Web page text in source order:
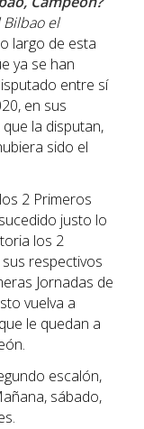
Bilbao el
largo de esta
ya se han
entre sí
en sus
la disputan,
sido el
2 Primeros
justo lo
los 2
respectivos
Jornadas de
vuelva a
le quedan a
escalón,
sábado,